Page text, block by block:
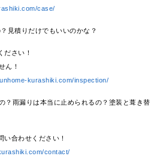
case/
見積りだけでもいいのかな？
さい！
ん！
kurashiki.com/inspection/
？雨漏りは本当に止められるの？塗装と葺き替
合わせください！
contact/